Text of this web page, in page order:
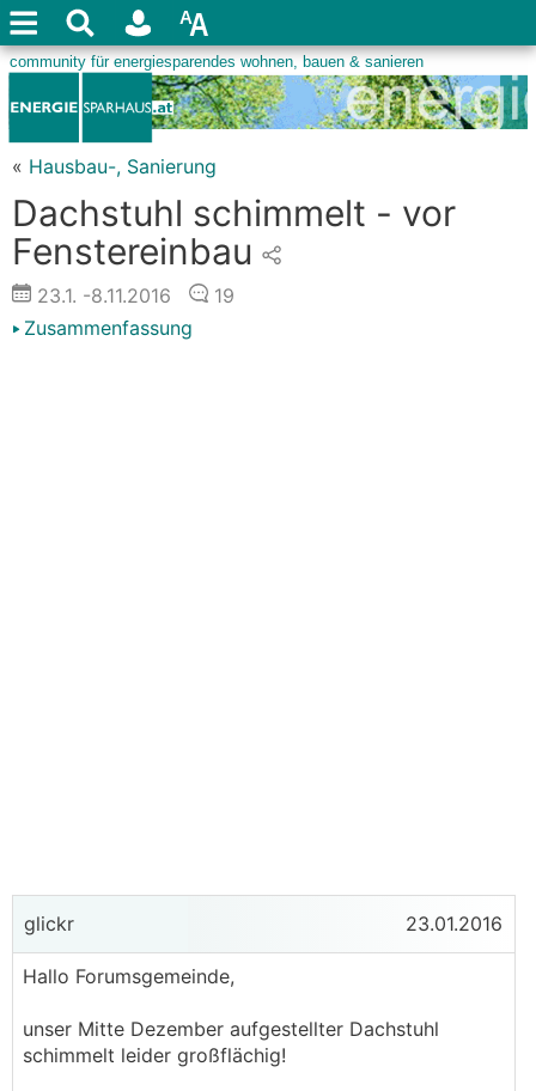
« Hausbau-, Sanierung
Dachstuhl schimmelt - vor
Fenstereinbau
23.1. -8.11.2016
19
Zusammenfassung
glickr 23.01.2016
Hallo Forumsgemeinde,
unser Mitte Dezember aufgestellter Dachstuhl
schimmelt leider großflächig!